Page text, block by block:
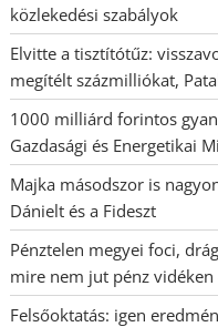
közlekedési szabályok
Elvitte a tisztítótűz:
megítélt százmilliókat,
1000 milliárd forintos
Gazdasági és Energetikai
Majka másodszor is
Dánielt és a Fideszt
Pénztelen megyei foci,
mire nem jut pénz
Felsőoktatás: igen